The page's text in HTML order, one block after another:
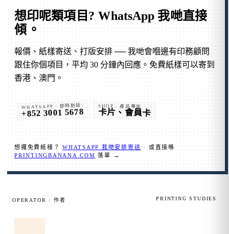
想印呢類項目? WhatsApp 我哋直接
傾 。
報價、紙樣寄送、打版安排 ── 我哋會嗰邊有印務顧問
跟住你個項目，平均 30 分鐘內回應。免費紙樣可以寄到
香港、澳門。
WHATSAPP · 即時對話
+852 3001 5678
SHOP · 產品專區
卡片、會員卡
想攞免費紙樣？WHATSAPP 我哋安排寄送 · 或直接喺
PRINTINGBANANA.COM 落單 →
OPERATOR · 作者 PRINTING STUDIES